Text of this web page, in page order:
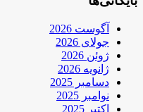
آگوست 2026
جولای 2026
ژوئن 2026
ژانویه 2026
دسامبر 2025
نوامبر 2025
اکتبر 2025